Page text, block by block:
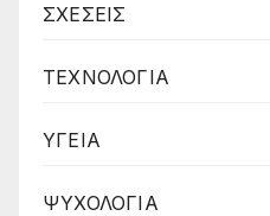
ΣΧΕΣΕΙΣ
ΤΕΧΝΟΛΟΓΙΑ
ΥΓΕΙΑ
ΨΥΧΟΛΟΓΙΑ